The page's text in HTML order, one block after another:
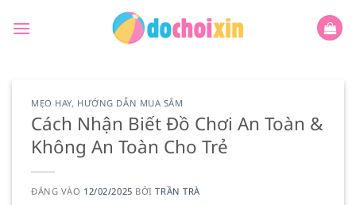
qua
MẸO HAY, HƯỚNG DẪN MUA SẮM
Cách Nhận Biết Đồ Chơi An Toàn &
Không An Toàn Cho Trẻ
ĐĂNG VÀO 12/02/2025 BỞITRẦN TRÀ